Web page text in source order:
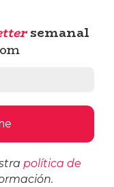
semanal
política de